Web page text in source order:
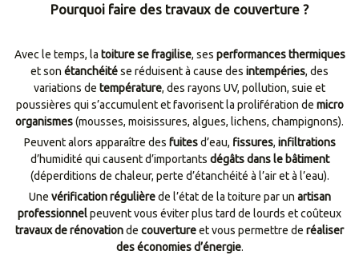
Pourquoi faire des travaux de couverture ?
Avec le temps, la toiture se fragilise, ses performances thermiques
et son étanchéitése réduisent à cause des intempéries, des
variations de température, des rayons UV, pollution, suie et
poussières qui s’accumulent et favorisent la prolifération de micro
organismes(mousses, moisissures, algues, lichens, champignons).
Peuvent alors apparaître des fuitesd’eau, fissures, infiltrations
d’humidité qui causent d’importants dégâts dans le bâtiment
(déperditions de chaleur, perte d’étanchéité à l’air et à l’eau).
Une vérification régulièrede l’état de la toiture par un artisan
professionnelpeuvent vous éviter plus tard de lourds et coûteux
travaux de rénovationde couvertureet vous permettre de réaliser
des économies d’énergie.